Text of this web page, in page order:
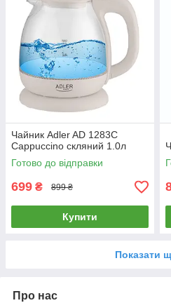
Чайник Adler AD 1283C
Cappuccino скляний 1.0л
Готово до відправки
699 ₴ 899 ₴
Купити
Показати
Про нас